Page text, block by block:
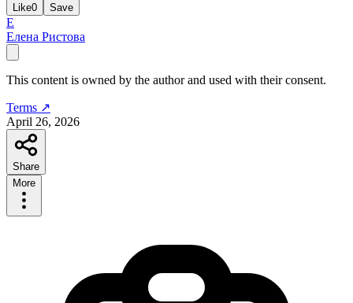
Like0 Save
Е
Елена Ристова
This content is owned by the author and used with their consent.
Terms ↗
April 26, 2026
Share
More